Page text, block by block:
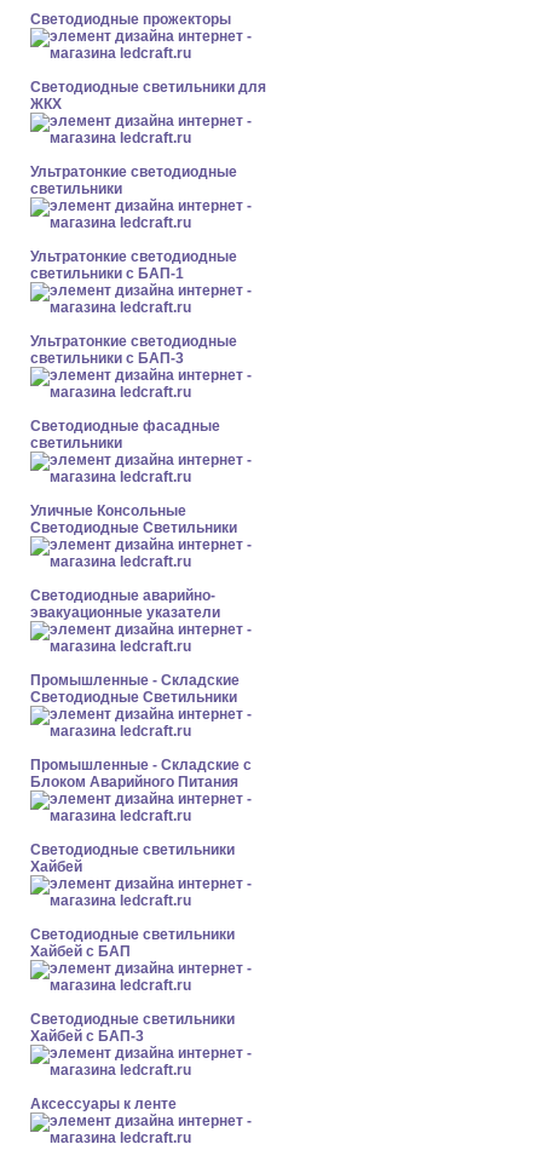
Светодиодные прожекторы
Светодиодные светильники для
ЖКХ
Ультратонкие светодиодные
светильники
Ультратонкие светодиодные
светильники с БАП-1
Ультратонкие светодиодные
светильники с БАП-3
Светодиодные фасадные
светильники
Уличные Консольные
Светодиодные Светильники
Светодиодные аварийно-
эвакуационные указатели
Промышленные - Складские
Светодиодные Светильники
Промышленные - Складские с
Блоком Аварийного Питания
Светодиодные светильники
Хайбей
Светодиодные светильники
Хайбей с БАП
Светодиодные светильники
Хайбей с БАП-3
Аксессуары к ленте